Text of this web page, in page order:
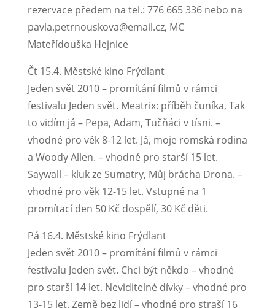
rezervace předem na tel.: 776 665 336 nebo na
pavla.petrnouskova@email.cz, MC
Mateřídouška Hejnice
Čt 15.4. Městské kino Frýdlant
Jeden svět 2010 – promítání filmů v rámci
festivalu Jeden svět. Meatrix: příběh čuníka, Tak
to vidím já – Pepa, Adam, Tučňáci v tísni. –
vhodné pro věk 8-12 let. Já, moje romská rodina
a Woody Allen. – vhodné pro starší 15 let.
Saywall – kluk ze Sumatry, Můj brácha Drona. –
vhodné pro věk 12-15 let. Vstupné na 1
promítací den 50 Kč dospělí, 30 Kč děti.
Pá 16.4. Městské kino Frýdlant
Jeden svět 2010 – promítání filmů v rámci
festivalu Jeden svět. Chci být někdo – vhodné
pro starší 14 let. Neviditelné dívky – vhodné pro
13-15 let. Země bez lidí – vhodné pro straší 16